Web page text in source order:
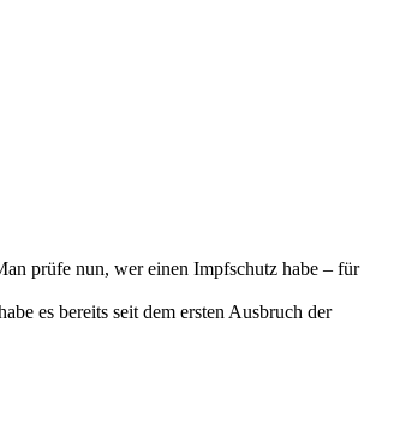
prüfe nun, wer einen Impfschutz habe – für
es bereits seit dem ersten Ausbruch der